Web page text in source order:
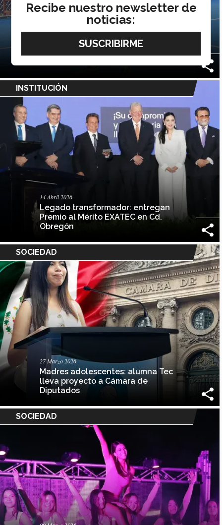
20 Abril 2026
Rebote triunfal: revive el EXATEC
INSTITUCIÓN
14 Abril 2026
Legado transformador: entregan
Premio al Mérito EXATEC en Cd.
Obregón
SOCIEDAD
27 Marzo 2026
Madres adolescentes: alumna Tec
lleva proyecto a Cámara de
Diputados
SOCIEDAD
Recibe nuestro newsletter de
noticias: